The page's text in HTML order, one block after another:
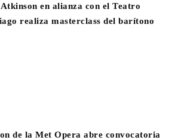
en alianza con el Teatro
realiza masterclass del barítono
de la Met Opera abre convocatoria